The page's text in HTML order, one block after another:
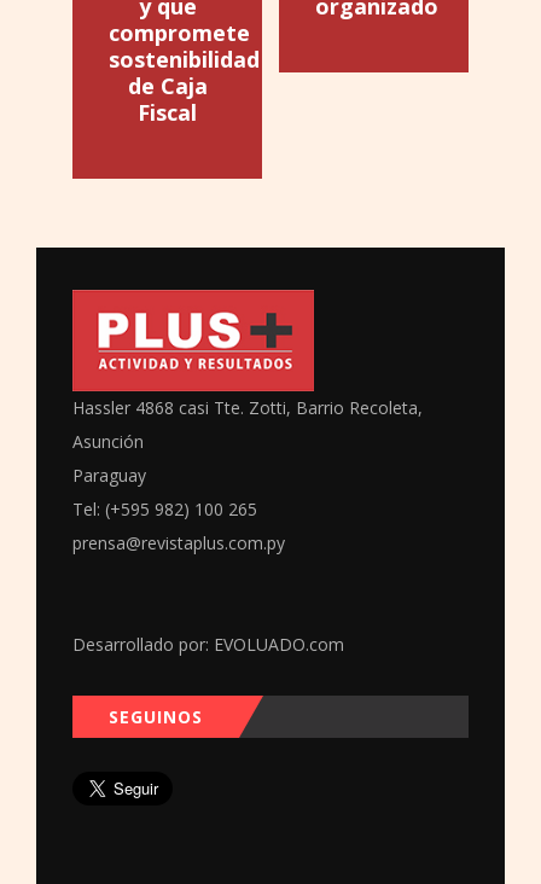
y que
compromete
sostenibilidad
de Caja
Fiscal
organizado
Hassler 4868 casi Tte. Zotti, Barrio Recoleta,
Asunción
Paraguay
Tel: (+595 982) 100 265
prensa@revistaplus.com.py
Desarrollado por: EVOLUADO.com
SEGUINOS